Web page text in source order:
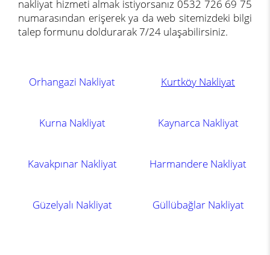
nakliyat hizmeti almak istiyorsanız 0532 726 69 75
numarasından erişerek ya da web sitemizdeki bilgi
talep formunu doldurarak 7/24 ulaşabilirsiniz.
Orhangazi Nakliyat Kurtköy Nakliyat
Kurna Nakliyat Kaynarca Nakliyat
Kavakpınar Nakliyat Harmandere Nakliyat
Güzelyalı Nakliyat Güllübağlar Nakliyat